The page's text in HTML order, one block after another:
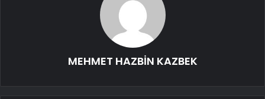
MEHMET HAZBİN KAZBEK